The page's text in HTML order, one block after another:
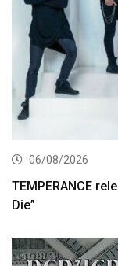
06/08/2026
TEMPERANCE
Die”